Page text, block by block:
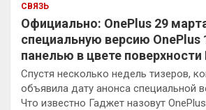
СВЯЗЬ
Официально: OnePlus 29
специальную версию OnePlus
панелью в цвете
Спустя несколько недель тизеров,
объявила дату анонса специальной
Что известно Гаджет назовут